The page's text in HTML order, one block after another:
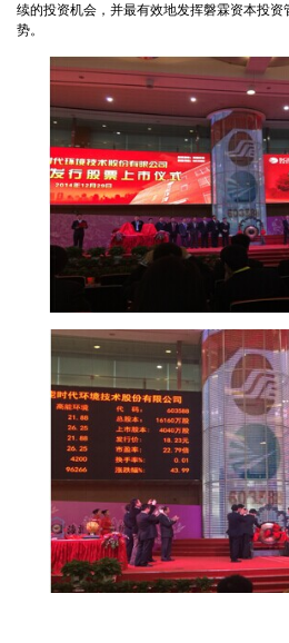
续的投资机会，并最有效地发挥磐霖资本投
势。